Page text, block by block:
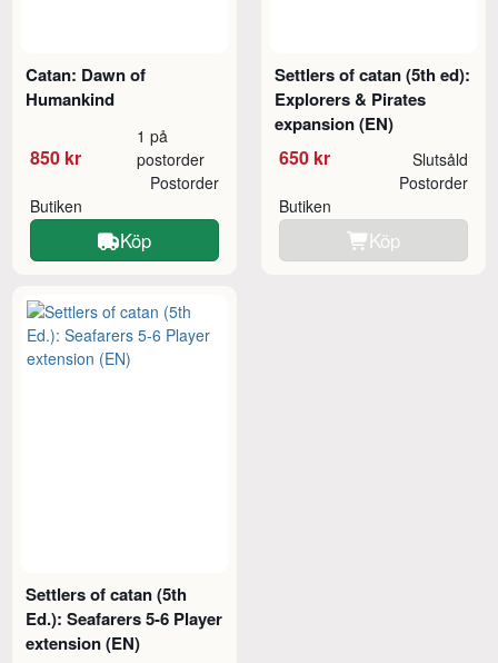
Catan: Dawn of
Humankind
850 kr
1 på
postorder
Butiken
Postorder
Köp
Settlers of catan (5th ed):
Explorers & Pirates
expansion (EN)
650 kr Slutsåld
Butiken
Postorder
Köp
Settlers of catan (5th
Ed.): Seafarers 5-6 Player
extension (EN)